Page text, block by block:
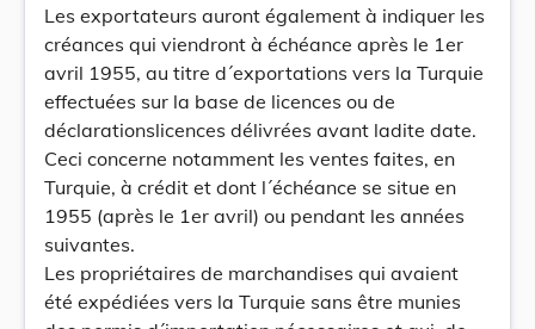
Les exportateurs auront également à indiquer les
créances qui viendront à échéance après le 1er
avril 1955, au titre d´exportations vers la Turquie
effectuées sur la base de licences ou de
déclarationslicences délivrées avant ladite date.
Ceci concerne notamment les ventes faites, en
Turquie, à crédit et dont l´échéance se situe en
1955 (après le 1er avril) ou pendant les années
suivantes.
Les propriétaires de marchandises qui avaient
été expédiées vers la Turquie sans être munies